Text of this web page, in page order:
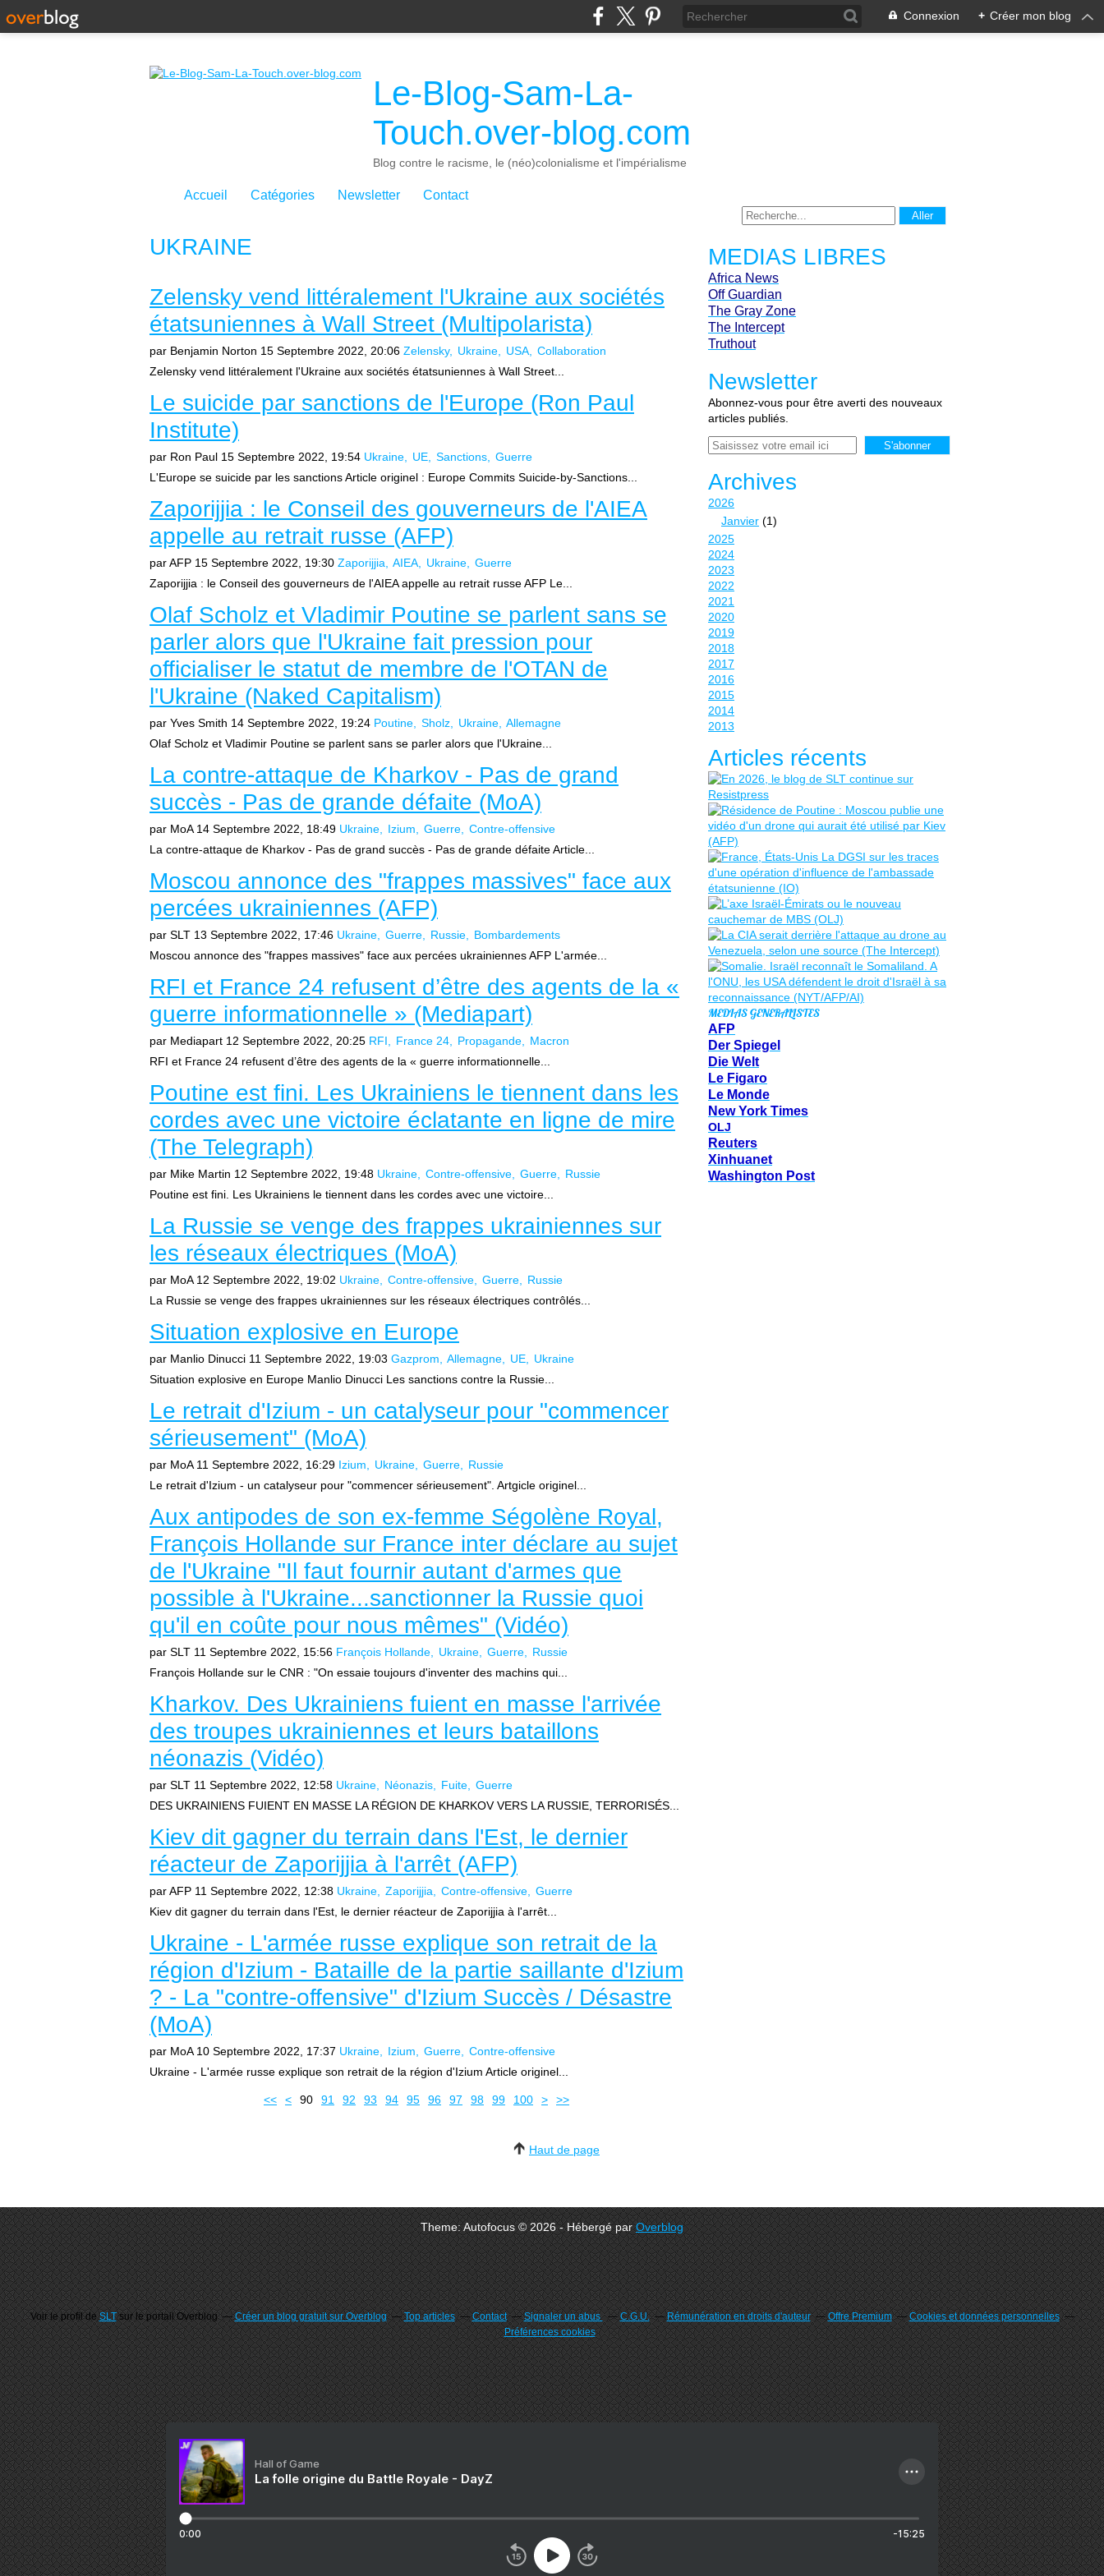
Connexion + Créer mon blog
Le-Blog-Sam-La-
Touch.over-blog.com
Blog contre le racisme, le (néo)colonialisme et l'impérialisme
Accueil Catégories Newsletter Contact
UKRAINE
Zelensky vend littéralement l'Ukraine aux sociétés
étatsuniennes à Wall Street (Multipolarista)
par Benjamin Norton 15 Septembre 2022, 20:06 Zelensky Ukraine USA
Collaboration
Zelensky vend littéralement l'Ukraine aux sociétés étatsuniennes à Wall Street...
Le suicide par sanctions de l'Europe (Ron Paul
Institute)
par Ron Paul 15 Septembre 2022, 19:54 Ukraine UE Sanctions
Guerre
L'Europe se suicide par les sanctions Article originel : Europe Commits Suicide-by-Sanctions...
Zaporijjia : le Conseil des gouverneurs de l'AIEA
appelle au retrait russe (AFP)
par AFP 15 Septembre 2022, 19:30 Zaporijjia AIEA Ukraine
Guerre
Zaporijjia : le Conseil des gouverneurs de l'AIEA appelle au retrait russe AFP Le...
Olaf Scholz et Vladimir Poutine se parlent sans se
parler alors que l'Ukraine fait pression pour
officialiser le statut de membre de l'OTAN de
l'Ukraine (Naked Capitalism)
par Yves Smith 14 Septembre 2022, 19:24 Poutine Sholz Ukraine Allemagne
Olaf Scholz et Vladimir Poutine se parlent sans se parler alors que l'Ukraine...
La contre-attaque de Kharkov - Pas de grand
succès - Pas de grande défaite (MoA)
par MoA 14 Septembre 2022, 18:49 Ukraine Izium Guerre
Contre-offensive
La contre-attaque de Kharkov - Pas de grand succès - Pas de grande défaite Article...
Moscou annonce des "frappes massives" face aux
percées ukrainiennes (AFP)
par SLT 13 Septembre 2022, 17:46 Ukraine Guerre Russie
Bombardements
Moscou annonce des "frappes massives" face aux percées ukrainiennes AFP L'armée...
RFI et France 24 refusent d’être des agents de la «
guerre informationnelle » (Mediapart)
par Mediapart 12 Septembre 2022, 20:25 RFI France 24 Propagande
Macron
RFI et France 24 refusent d’être des agents de la « guerre informationnelle...
Poutine est fini. Les Ukrainiens le tiennent dans les
cordes avec une victoire éclatante en ligne de mire
(The Telegraph)
par Mike Martin 12 Septembre 2022, 19:48 Ukraine Contre-offensive Guerre
Russie
Poutine est fini. Les Ukrainiens le tiennent dans les cordes avec une victoire...
La Russie se venge des frappes ukrainiennes sur
les réseaux électriques (MoA)
par MoA 12 Septembre 2022, 19:02 Ukraine Contre-offensive Guerre
Russie
La Russie se venge des frappes ukrainiennes sur les réseaux électriques contrôlés...
Situation explosive en Europe
par Manlio Dinucci 11 Septembre 2022, 19:03 Gazprom Allemagne UE
Ukraine
Situation explosive en Europe Manlio Dinucci Les sanctions contre la Russie...
Le retrait d'Izium - un catalyseur pour "commencer
sérieusement" (MoA)
par MoA 11 Septembre 2022, 16:29 Izium Ukraine Guerre
Russie
Le retrait d'Izium - un catalyseur pour "commencer sérieusement". Artgicle originel...
Aux antipodes de son ex-femme Ségolène Royal,
François Hollande sur France inter déclare au sujet
de l'Ukraine "Il faut fournir autant d'armes que
possible à l'Ukraine...sanctionner la Russie quoi
qu'il en coûte pour nous mêmes" (Vidéo)
par SLT 11 Septembre 2022, 15:56 François Hollande Ukraine Guerre
Russie
François Hollande sur le CNR : "On essaie toujours d'inventer des machins qui...
Kharkov. Des Ukrainiens fuient en masse l'arrivée
des troupes ukrainiennes et leurs bataillons
néonazis (Vidéo)
par SLT 11 Septembre 2022, 12:58 Ukraine Néonazis Fuite
Guerre
DES UKRAINIENS FUIENT EN MASSE LA RÉGION DE KHARKOV VERS LA RUSSIE, TERRORISÉS...
Kiev dit gagner du terrain dans l'Est, le dernier
réacteur de Zaporijjia à l'arrêt (AFP)
par AFP 11 Septembre 2022, 12:38 Ukraine Zaporijjia Contre-offensive
Guerre
Kiev dit gagner du terrain dans l'Est, le dernier réacteur de Zaporijjia à l'arrêt...
Ukraine - L'armée russe explique son retrait de la
région d'Izium - Bataille de la partie saillante d'Izium
? - La "contre-offensive" d'Izium Succès / Désastre
(MoA)
par MoA 10 Septembre 2022, 17:37 Ukraine Izium Guerre
Contre-offensive
Ukraine - L'armée russe explique son retrait de la région d'Izium Article originel...
<< < 10
20
30
40
50
60
70
80
90 91 92 93 94 95 96 97 98 99 100 > >>
MEDIAS LIBRES
Africa News
Off Guardian
The Gray Zone
The Intercept
Truthout
Newsletter
Abonnez-vous pour être averti des nouveaux
articles publiés.
Email
Archives
2026
Janvier (1)
2025
2024
2023
2022
2021
2020
2019
2018
2017
2016
2015
2014
2013
Articles récents
MEDIAS GENERALISTES
AFP
Der Spiegel
Die Welt
Le Figaro
Le Monde
New York Times
OLJ
Reuters
Xinhuanet
Washington Post
Haut de page
Theme: Autofocus © 2026 - Hébergé parOverblog
Voir le profil deSLTsur le portail Overblog Créer un blog gratuit sur Overblog Top articles Contact Signaler un abus C.G.U. Rémunération en droits d'auteur Offre Premium
Cookies et données personnelles
Préférences cookies
Hall of Game
La folle origine du Battle Royale - DayZ
0:00 -15:25